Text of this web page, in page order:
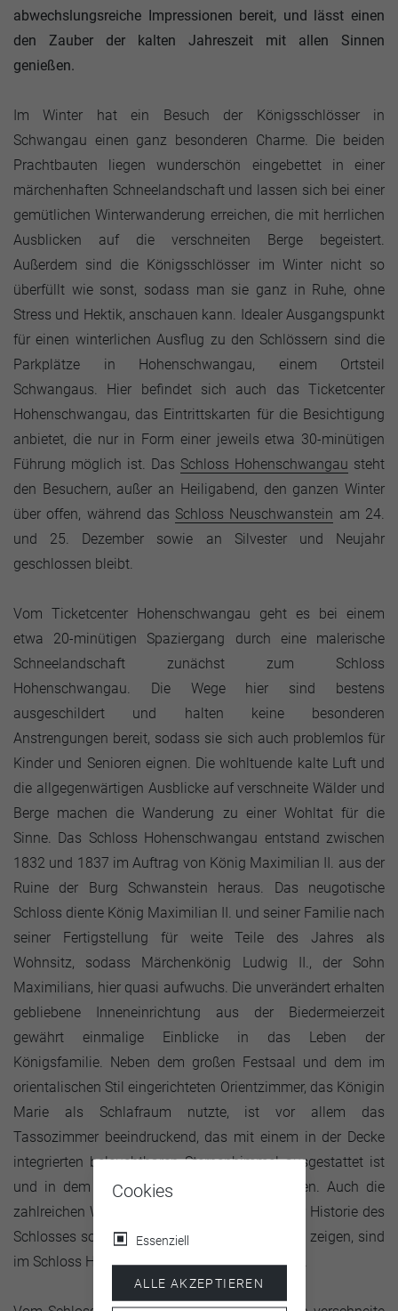
abwechslungsreiche Impressionen bereit, und lässt einen
den Zauber der kalten Jahreszeit mit allen Sinnen
genießen.
Im Winter hat ein Besuch der Königsschlösser in
Schwangau einen ganz besonderen Charme. Die beiden
Prachtbauten liegen wunderschön eingebettet in einer
märchenhaften Schneelandschaft und lassen sich bei einer
gemütlichen Winterwanderung erreichen, die mit herrlichen
Ausblicken auf die verschneiten Berge begeistert.
Außerdem sind die Königsschlösser im Winter nicht so
überfüllt wie sonst, sodass man sie ganz in Ruhe, ohne
Stress und Hektik, anschauen kann. Idealer Ausgangspunkt
für einen winterlichen Ausflug zu den Schlössern sind die
Parkplätze in Hohenschwangau, einem Ortsteil
Schwangaus. Hier befindet sich auch das Ticketcenter
Hohenschwangau, das Eintrittskarten für die Besichtigung
anbietet, die nur in Form einer jeweils etwa 30-minütigen
Führung möglich ist. Das Schloss Hohenschwangau steht
den Besuchern, außer an Heiligabend, den ganzen Winter
über offen, während das Schloss Neuschwanstein am 24.
und 25. Dezember sowie an Silvester und Neujahr
geschlossen bleibt.
Vom Ticketcenter Hohenschwangau geht es bei einem
etwa 20-minütigen Spaziergang durch eine malerische
Schneelandschaft zunächst zum Schloss
Hohenschwangau. Die Wege hier sind bestens
ausgeschildert und halten keine besonderen
Anstrengungen bereit, sodass sie sich auch problemlos für
Kinder und Senioren eignen. Die wohltuende kalte Luft und
die allgegenwärtigen Ausblicke auf verschneite Wälder und
Berge machen die Wanderung zu einer Wohltat für die
Sinne. Das Schloss Hohenschwangau entstand zwischen
1832 und 1837 im Auftrag von König Maximilian II. aus der
Ruine der Burg Schwanstein heraus. Das neugotische
Schloss diente König Maximilian II. und seiner Familie nach
seiner Fertigstellung für weite Teile des Jahres als
Wohnsitz, sodass Märchenkönig Ludwig II., der Sohn
Maximilians, hier quasi aufwuchs. Die unverändert erhalten
gebliebene Inneneinrichtung aus der Biedermeierzeit
gewährt einmalige Einblicke in das Leben der
Königsfamilie. Neben dem großen Festsaal und dem im
orientalischen Stil eingerichteten Orientzimmer, das Königin
Marie als Schlafraum nutzte, ist vor allem das
Tassozimmer beeindruckend, das mit einem in der Decke
integrierten beleuchtbaren Sternenhimmel ausgestattet ist
und in dem die Könige die Nacht verbrachten. Auch die
zahlreichen Wandgemälde, die Motive aus der Historie des
Schlosses sowie der Sagen- und Märchenwelt zeigen, sind
im Schloss Hohenschwangau sehr sehenswert.
Cookies
Essenziell
ALLE AKZEPTIEREN